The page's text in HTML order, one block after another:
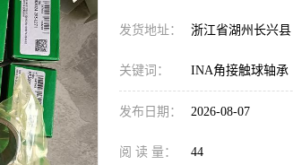
发货地址： 浙江省湖州长兴县
关键词： INA角接触球轴承
发布日期： 2026-08-07
阅 读 量： 44